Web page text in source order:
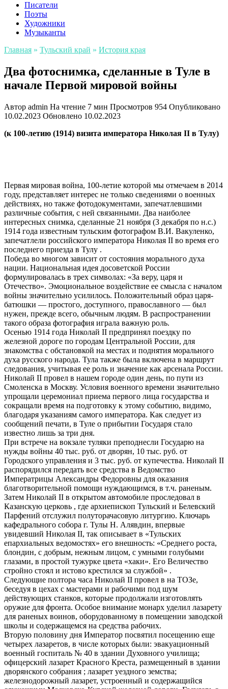
Писатели
Поэты
Художники
Музыканты
Главная » Тульский край » История края
Два фотоснимка, сделанные в Туле в
начале Первой мировой войны
Автор admin На чтение 7 мин Просмотров 954 Опубликовано
10.02.2023 Обновлено 10.02.2023
(к 100-летию (1914) визита императора Николая II в Тулу)
Первая мировая война, 100-летие которой мы отмечаем в 2014
году, представляет интерес не только сведениями о военных
действиях, но также фотодокументами, запечатлевшими
различные события, с ней связанными. Два наиболее
интересных снимка, сделанные 21 ноября (3 декабря по н.с.)
1914 года известным тульским фотографом В.И. Вакуленко,
запечатлели российского императора Николая II во время его
последнего приезда в Тулу .
Победа во многом зависит от состояния морального духа
нации. Национальная идея досоветской России
формулировалась в трех символах: «За веру, царя и
Отечество». Эмоциональное воздействие ее смысла с началом
войны значительно усилилось. Положительный образ царя-
батюшки — простого, доступного, православного — был
нужен, прежде всего, обычным людям. В распространении
такого образа фотография играла важную роль.
Осенью 1914 года Николай II предпринял поездку по
железной дороге по городам Центральной России, для
знакомства с обстановкой на местах и поднятия морального
духа русского народа. Тула также была включена в маршрут
следования, учитывая ее роль и значение как арсенала России.
Николай II провел в нашем городе один день, по пути из
Смоленска в Москву. Условия военного времени значительно
упрощали церемониал приема первого лица государства и
сокращали время на подготовку к этому событию, видимо,
благодаря указаниям самого императора. Как следует из
сообщений печати, в Туле о прибытии Государя стало
известно лишь за три дня.
При встрече на вокзале туляки преподнесли Государю на
нужды войны 40 тыс. руб. от дворян, 10 тыс. руб. от
Городского управления и 3 тыс. руб. от купечества. Николай II
распорядился передать все средства в Ведомство
Императрицы Александры Федоровны для оказания
благотворительной помощи нуждающимся, в т.ч. раненым.
Затем Николай II в открытом автомобиле проследовал в
Казанскую церковь , где архиепископ Тульский и Белевский
Парфений отслужил полуторачасовую литургию. Ключарь
кафедрального собора г. Тулы Н. Алявдин, впервые
увидевший Николая II, так описывает в «Тульских
епархиальных ведомостях» его внешность: «Среднего роста,
блондин, с добрым, нежным лицом, с умными голубыми
глазами, в простой тужурке цвета «хаки». Его Величество
стройно стоял и истово крестился за службой» .
Следующие полтора часа Николай II провел в на ТОЗе,
беседуя в цехах с мастерами и рабочими под шум
действующих станков, которые продолжали изготовлять
оружие для фронта. Особое внимание монарх уделил лазарету
для раненых воинов, оборудованному в помещении заводской
школы и содержащемся на средства рабочих.
Вторую половину дня Император посвятил посещению еще
четырех лазаретов, в числе которых были: эвакуационный
военный госпиталь № 40 в здании Духовного училища;
офицерский лазарет Красного Креста, размещенный в здании
дворянского собрания ; лазарет уездного земства;
железнодорожный лазарет, устроенный и содержащийся